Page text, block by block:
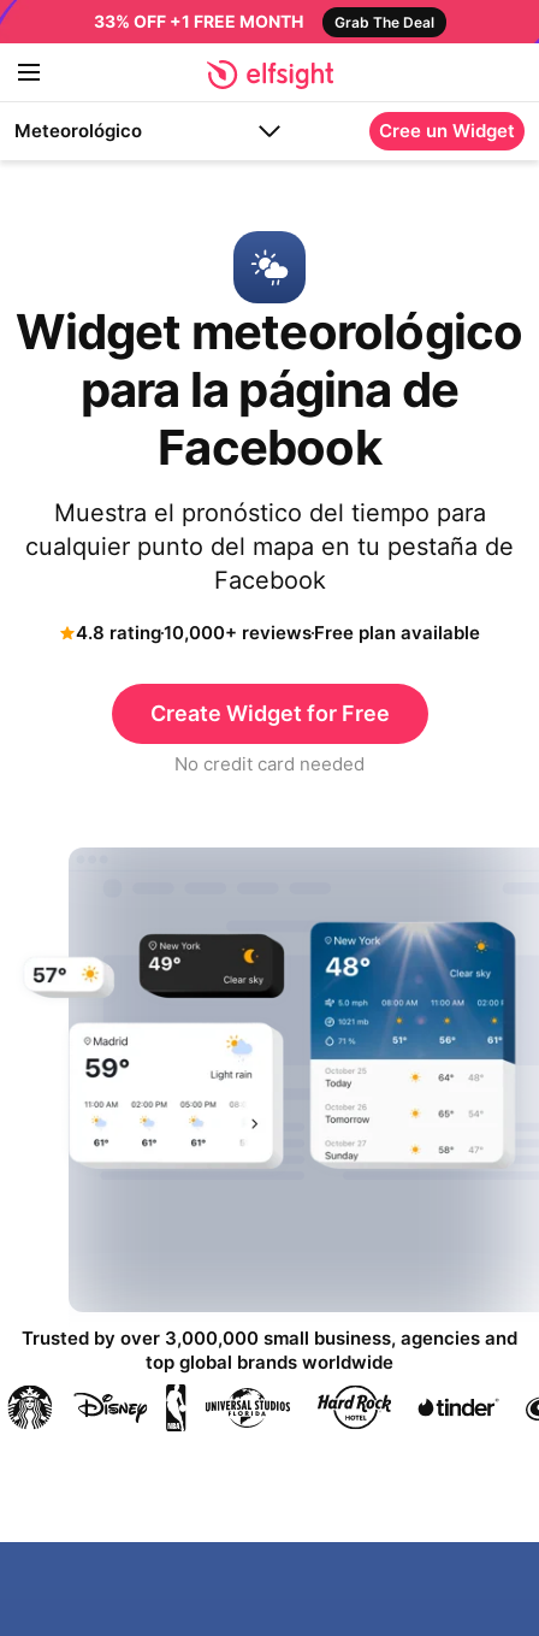
33% OFF +1 FREE MONTH Grab The Deal
Meteorológico Cree un Widget
Widget meteorológico
para la página de
Facebook
Muestra el pronóstico del tiempo para
cualquier punto del mapa en tu pestaña de
Facebook
4.8 rating10,000+ reviewsFree plan available
Create Widget for Free
No credit card needed
Trusted by over 3,000,000 small business, agencies and
top global brands worldwide